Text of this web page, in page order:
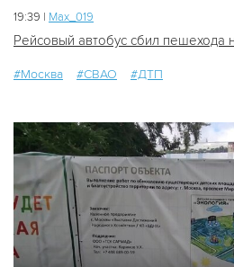
19:39 | Мах_019
Рейсовый автобус сбил пешехода
#Москва #СВАО #ДТП